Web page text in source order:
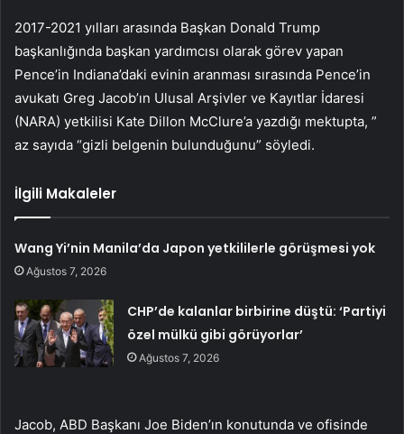
2017-2021 yılları arasında Başkan Donald Trump
başkanlığında başkan yardımcısı olarak görev yapan
Pence’in Indiana’daki evinin aranması sırasında Pence’in
avukatı Greg Jacob’ın Ulusal Arşivler ve Kayıtlar İdaresi
(NARA) yetkilisi Kate Dillon McClure’a yazdığı mektupta, ”
az sayıda “gizli belgenin bulunduğunu” söyledi.
İlgili Makaleler
Wang Yi’nin Manila’da Japon yetkililerle görüşmesi yok
Ağustos 7, 2026
CHP’de kalanlar birbirine düştü: ‘Partiyi
özel mülkü gibi görüyorlar’
Ağustos 7, 2026
Jacob, ABD Başkanı Joe Biden’ın konutunda ve ofisinde